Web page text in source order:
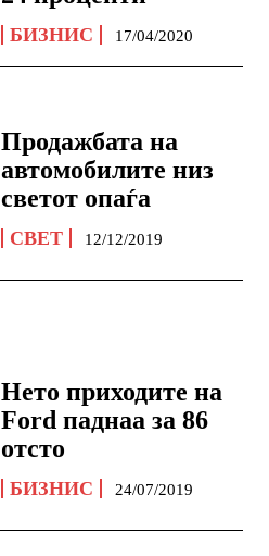
БИЗНИС 17/04/2020
Продажбата на
автомобилите низ
светот опаѓа
СВЕТ 12/12/2019
Нето приходите на
Ford паднаа за 86
отсто
БИЗНИС 24/07/2019